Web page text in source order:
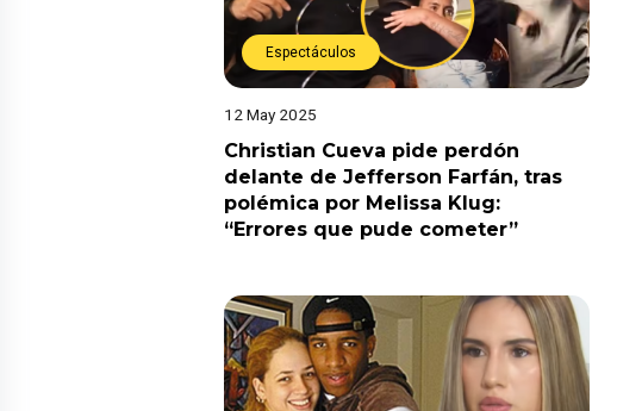
Espectáculos
12 May 2025
Christian Cueva pide perdón
delante de Jefferson Farfán, tras
polémica por Melissa Klug:
“Errores que pude cometer”